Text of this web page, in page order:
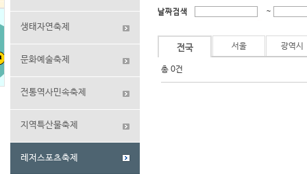
생태자연축제
문화예술축제
전통역사민속축제
지역특산물축제
레저스포츠축제
날짜검색 ~
전국 서울 광역시
총 0건